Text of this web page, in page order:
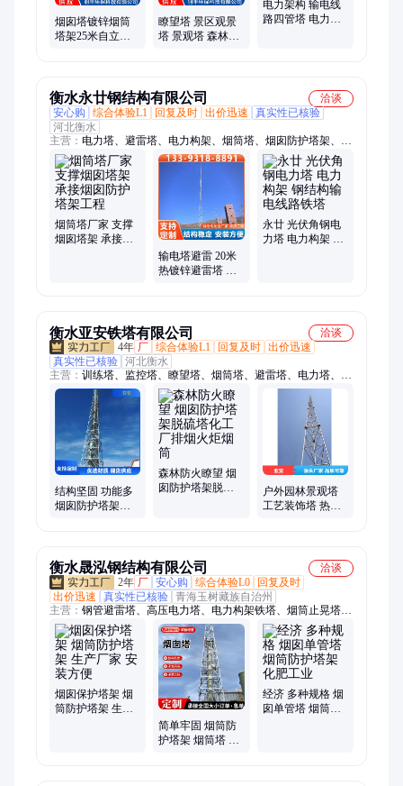
烟囱塔镀锌烟筒
塔架25米自立式
瞭望塔 景区观景
塔 景观塔 森林草
电力架构 输电线
路四管塔 电力网
衡水永廿钢结构有限公司
洽谈
安心购
综合体验L1 回复及时 出价迅速
真实性已核验
河北衡水
主营： 电力塔、避雷塔、电力构架、烟筒塔、烟囱防护塔架、玻
璃钢烟囱塔架、电力架构、景区防雷塔、电网主变线架构、高空
排气筒支架
烟筒塔厂家 支撑
烟囱塔架 承接烟
输电塔避雷 20米
热镀锌避雷塔 支
永廿 光伏角钢电
力塔 电力构架 钢
衡水亚安铁塔有限公司
洽谈
4年 厂 综合体验L1 回复及时 出价迅速
真实性已核验 河北衡水
主营： 训练塔、监控塔、瞭望塔、烟筒塔、避雷塔、电力塔、装
饰塔、高速公路门架、雷达塔、通讯塔、通信塔
结构坚固 功能多
烟囱防护塔架脱
森林防火瞭望 烟
囱防护塔架脱硫
户外园林景观塔
工艺装饰塔 热镀
衡水晟泓钢结构有限公司
洽谈
2年 厂 安心购 综合体验L0
回复及时
出价迅速
真实性已核验 青海玉树藏族自治州
主营： 钢管避雷塔、高压电力塔、电力构架铁塔、烟筒止晃塔
架、角钢电力铁塔、仿生电信发射塔
烟囱保护塔架 烟
筒防护塔架 生产
简单牢固 烟筒防
护塔架 烟筒塔 烟
经济 多种规格 烟
囱单管塔 烟筒防